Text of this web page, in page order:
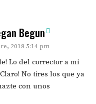
Begun
2018 5:14 pm
Lo del corrector a mi
No tires los que ya
con unos